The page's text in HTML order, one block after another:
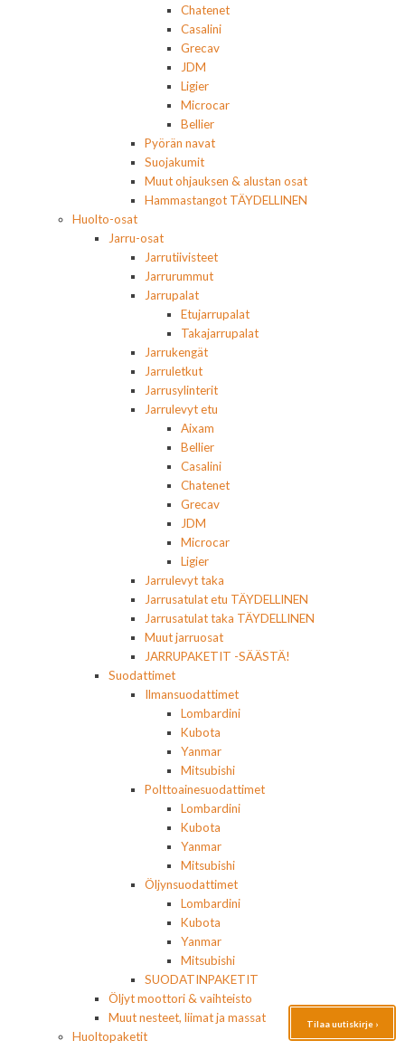
Chatenet
Casalini
Grecav
JDM
Ligier
Microcar
Bellier
Pyörän navat
Suojakumit
Muut ohjauksen & alustan osat
Hammastangot TÄYDELLINEN
Huolto-osat
Jarru-osat
Jarrutiivisteet
Jarrurummut
Jarrupalat
Etujarrupalat
Takajarrupalat
Jarrukengät
Jarruletkut
Jarrusylinterit
Jarrulevyt etu
Aixam
Bellier
Casalini
Chatenet
Grecav
JDM
Microcar
Ligier
Jarrulevyt taka
Jarrusatulat etu TÄYDELLINEN
Jarrusatulat taka TÄYDELLINEN
Muut jarruosat
JARRUPAKETIT -SÄÄSTÄ!
Suodattimet
Ilmansuodattimet
Lombardini
Kubota
Yanmar
Mitsubishi
Polttoainesuodattimet
Lombardini
Kubota
Yanmar
Mitsubishi
Öljynsuodattimet
Lombardini
Kubota
Yanmar
Mitsubishi
SUODATINPAKETIT
Öljyt moottori & vaihteisto
Muut nesteet, liimat ja massat
Huoltopaketit
Tilaa uutiskirje ›